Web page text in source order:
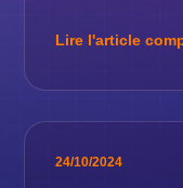
Lire l'article
24/10/2024